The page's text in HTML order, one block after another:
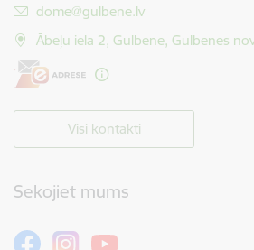
E-pasts:
dome@gulbene.lv
Ābeļu iela 2, Gulbene, Gulbenes
Visi kontakti
Sekojiet mums